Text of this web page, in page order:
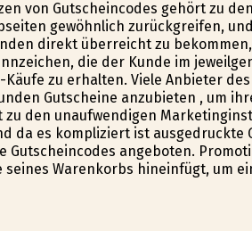
von Gutscheincodes gehört zu
gewöhnlich zurückgreifen,
direkt überreicht zu
die der Kunde im
zu erhalten. Viele Anbieter
Gutscheine anzubieten , um
zu den unaufwendigen
da es kompliziert ist ausgedruckte
Gutscheincodes angeboten.
Warenkorbs hineinfügt, um